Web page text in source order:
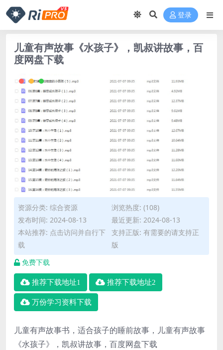
登录
儿童有声故事《水孩子》，凯叔讲故事，百
度网盘下载
资源分类: 综合资源
浏览热度: (108)
发布时间: 2024-08-13
最近更新: 2024-08-13
本站推荐: 点击访问并自行下
载
支持正版: 有需要的请支持正
版
免费下载
推荐下载地址1 推荐下载地址2
万份学习资料下载
儿童有声故事书，适合孩子的睡前故事，儿童有声故事
《水孩子》，凯叔讲故事，百度网盘下载